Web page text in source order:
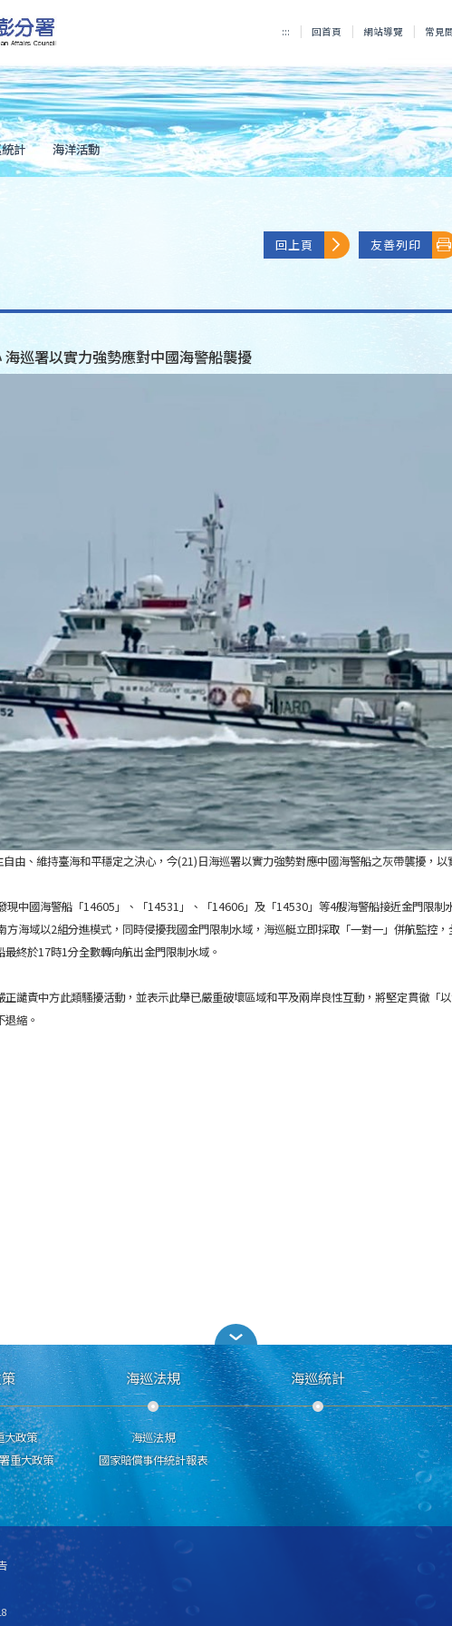
::: 回首頁 網站導覽 常見
計 海洋活動
回上頁 友善列印
巡署以實力強勢應對中國海警船襲擾
由、維持臺海和平穩定之決心，今(21)日海巡署以實力強勢對應中國海警船之灰帶襲擾，
現中國海警船「14605」、「14531」、「14606」及「14530」等4艘海警船接近金門限
海域以2組分進模式，同時侵擾我國金門限制水域，海巡艇立即採取「一對一」併航監控
終於17時1分全數轉向航出金門限制水域。
譴責中方此類騷擾活動，並表示此舉已嚴重破壞區域和平及兩岸良性互動，將堅定貫徹「
縮。
大政策
重大政策
海巡法規
海巡法規
國家賠償事件統計報表
海巡統計